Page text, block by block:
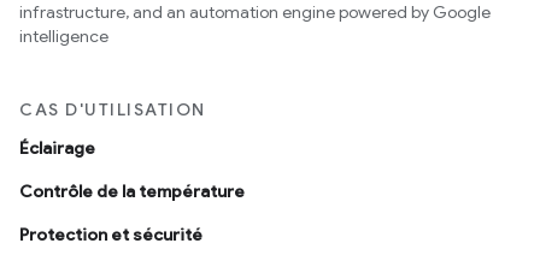
infrastructure, and an automation engine powered by Google
intelligence
CAS D'UTILISATION
Éclairage
Contrôle de la température
Protection et sécurité